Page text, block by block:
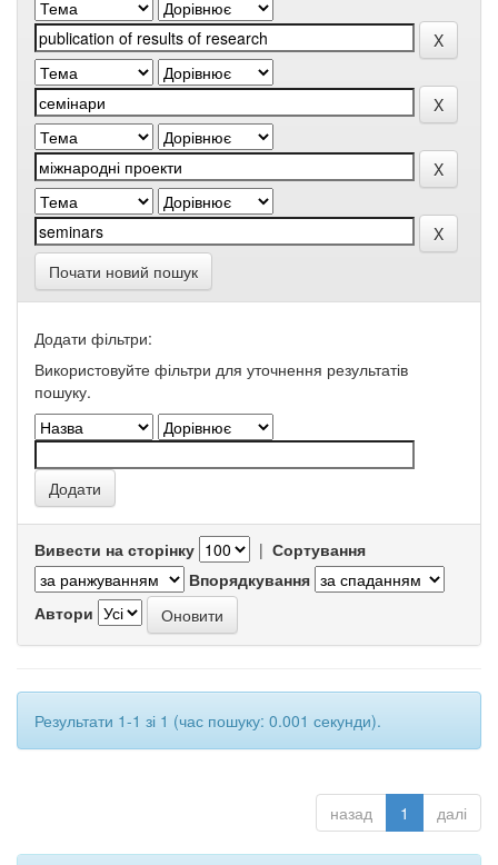
Почати новий пошук
Додати фільтри:
Використовуйте фільтри для уточнення результатів
пошуку.
Вивести на сторінку | Сортування
Впорядкування
Автори
Результати 1-1 зі 1 (час пошуку: 0.001 секунди).
назад 1 далі